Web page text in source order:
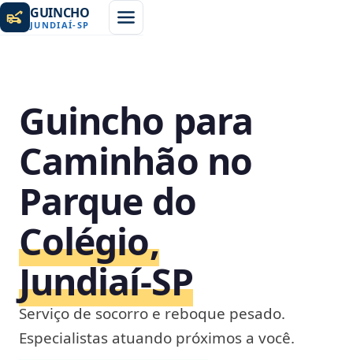
GUINCHO
JUNDIAÍ-SP
Guincho para
Caminhão no
Parque do
Colégio,
Jundiaí‑SP
Serviço de socorro e reboque pesado.
Especialistas atuando próximos a você.